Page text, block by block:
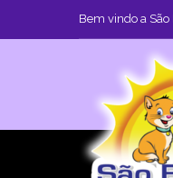
Bem vindo a São